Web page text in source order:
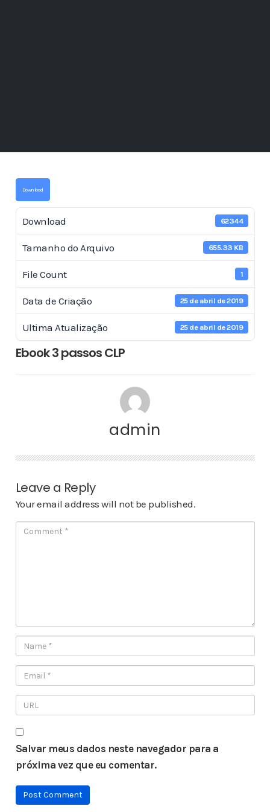
Download
Download 62344
Tamanho do Arquivo 655.33 KB
File Count 1
Data de Criação 25 de abril de 2019
Ultima Atualização 25 de abril de 2019
Ebook 3 passos CLP
admin
Leave a Reply
Your email address will not be published.
Salvar meus dados neste navegador para a
próxima vez que eu comentar.